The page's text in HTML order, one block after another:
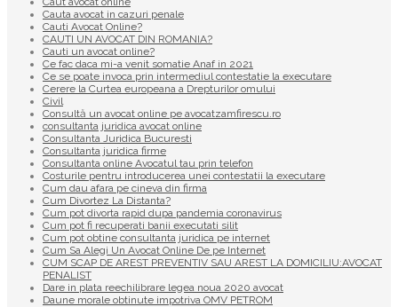
Cauta avocat in cazuri penale
Cauti Avocat Online?
CAUTI UN AVOCAT DIN ROMANIA?
Cauti un avocat online?
Ce fac daca mi-a venit somatie Anaf in 2021
Ce se poate invoca prin intermediul contestatie la executare
Cerere la Curtea europeana a Drepturilor omului
Civil
Consultă un avocat online pe avocatzamfirescu.ro
consultanta juridica avocat online
Consultanta Juridica Bucuresti
Consultanta juridica firme
Consultanta online Avocatul tau prin telefon
Costurile pentru introducerea unei contestatii la executare
Cum dau afara pe cineva din firma
Cum Divortez La Distanta?
Cum pot divorta rapid dupa pandemia coronavirus
Cum pot fi recuperati banii executati silit
Cum pot obtine consultanta juridica pe internet
Cum Sa Alegi Un Avocat Online De pe Internet
CUM SCAP DE AREST PREVENTIV SAU AREST LA DOMICILIU:AVOCAT
PENALIST
Dare in plata reechilibrare legea noua 2020 avocat
Daune morale obtinute impotriva OMV PETROM